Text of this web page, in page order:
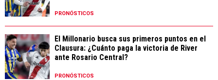
PRONÓSTICOS
El Millonario busca sus primeros puntos en el
Clausura: ¿Cuánto paga la victoria de River
ante Rosario Central?
PRONÓSTICOS